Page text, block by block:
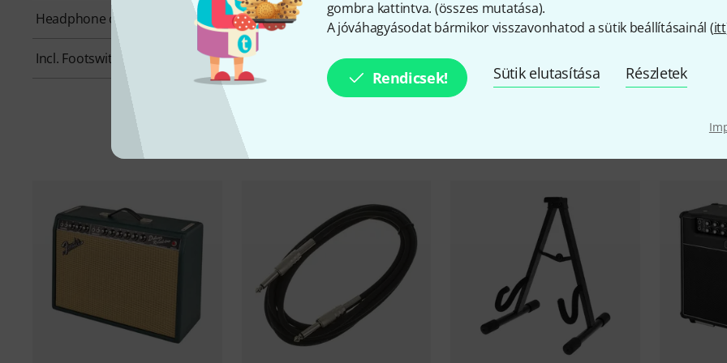
gombra kattintva. (összes mutatása).
A jóváhagyásodat bármikor visszavonhatod a sütik beállításainál (itt
Rendicsek! Sütik elutasítása Részletek
Headphone connection Yes Footswitch connection Yes
Incl. Footswitch Yes Weight in kg
Kiegészítők és hozzáillő